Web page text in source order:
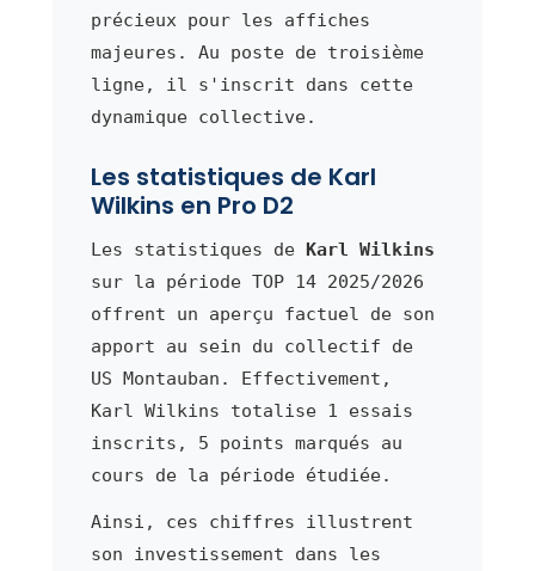
précieux pour les affiches
majeures. Au poste de troisième
ligne, il s'inscrit dans cette
dynamique collective.
Les statistiques de Karl
Wilkins en Pro D2
Les statistiques de Karl Wilkins
sur la période TOP 14 2025/2026
offrent un aperçu factuel de son
apport au sein du collectif de
US Montauban. Effectivement,
Karl Wilkins totalise 1 essais
inscrits, 5 points marqués au
cours de la période étudiée.
Ainsi, ces chiffres illustrent
son investissement dans les